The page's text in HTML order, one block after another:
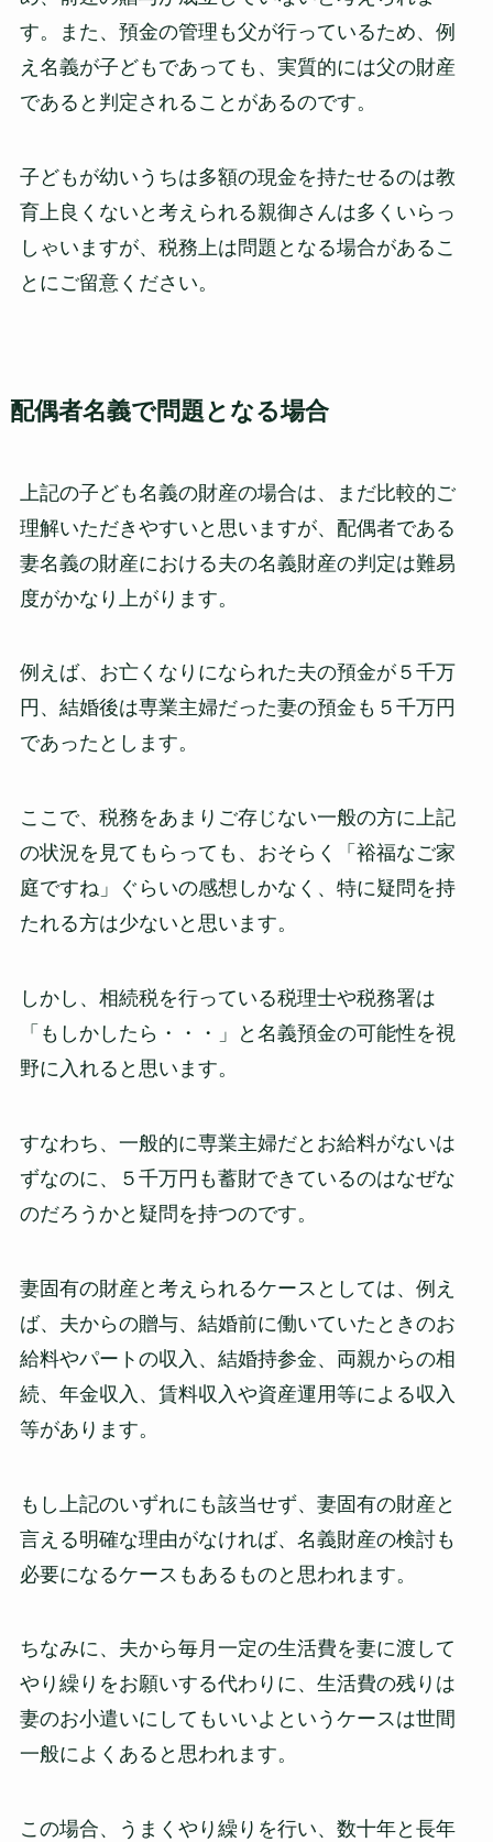
す。また、預金の管理も父が行っているため、例
え名義が子どもであっても、実質的には父の財産
であると判定されることがあるのです。
子どもが幼いうちは多額の現金を持たせるのは教
育上良くないと考えられる親御さんは多くいらっ
しゃいますが、税務上は問題となる場合があるこ
とにご留意ください。
配偶者名義で問題となる場合
上記の子ども名義の財産の場合は、まだ比較的ご
理解いただきやすいと思いますが、配偶者である
妻名義の財産における夫の名義財産の判定は難易
度がかなり上がります。
例えば、お亡くなりになられた夫の預金が５千万
円、結婚後は専業主婦だった妻の預金も５千万円
であったとします。
ここで、税務をあまりご存じない一般の方に上記
の状況を見てもらっても、おそらく「裕福なご家
庭ですね」ぐらいの感想しかなく、特に疑問を持
たれる方は少ないと思います。
しかし、相続税を行っている税理士や税務署は
「もしかしたら・・・」と名義預金の可能性を視
野に入れると思います。
すなわち、一般的に専業主婦だとお給料がないは
ずなのに、５千万円も蓄財できているのはなぜな
のだろうかと疑問を持つのです。
妻固有の財産と考えられるケースとしては、例え
ば、夫からの贈与、結婚前に働いていたときのお
給料やパートの収入、結婚持参金、両親からの相
続、年金収入、賃料収入や資産運用等による収入
等があります。
もし上記のいずれにも該当せず、妻固有の財産と
言える明確な理由がなければ、名義財産の検討も
必要になるケースもあるものと思われます。
ちなみに、夫から毎月一定の生活費を妻に渡して
やり繰りをお願いする代わりに、生活費の残りは
妻のお小遣いにしてもいいよというケースは世間
一般によくあると思われます。
この場合、うまくやり繰りを行い、数十年と長年